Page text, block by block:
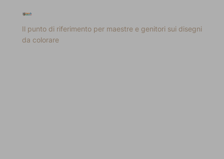
Il punto di riferimento per maestre e genitori sui disegni
da colorare